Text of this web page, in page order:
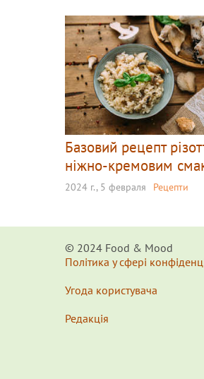
Базовий рецепт
ніжно-кремовим
2024 г., 5 февраля Рецепти
© 2024 Food & Мood
Політика у сфері
Угода користувача
Редакція